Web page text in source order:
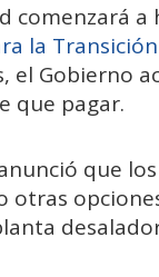
comenzará a
la
el Gobierno
que pagar.
que
otras